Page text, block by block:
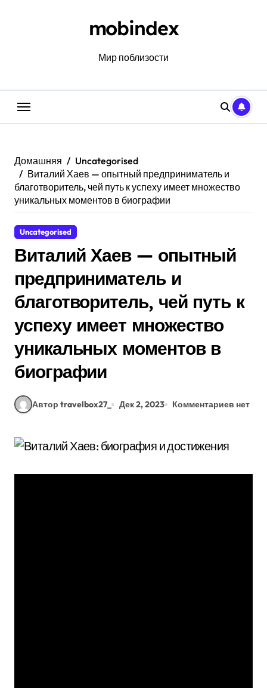
mobindex
Мир поблизости
Домашняя
Uncategorised
Виталий Хаев — опытный предприниматель и
благотворитель, чей путь к успеху имеет множество
уникальных моментов в биографии
Uncategorised
Виталий Хаев — опытный
предприниматель и
благотворитель, чей путь к
успеху имеет множество
уникальных моментов в
биографии
Автор travelbox27_ Дек 2, 2023 Комментариев нет